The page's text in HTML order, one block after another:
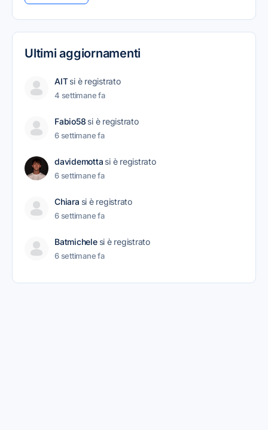
Ultimi aggiornamenti
AIT si è registrato
4 settimane fa
Fabio58 si è registrato
6 settimane fa
davidemotta si è registrato
6 settimane fa
Chiara si è registrato
6 settimane fa
Batmichele si è registrato
6 settimane fa